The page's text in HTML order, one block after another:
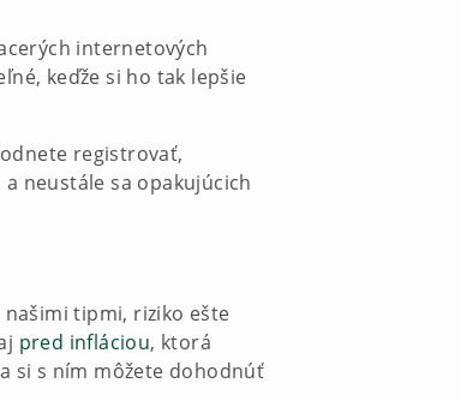
internetových
keďže si ho tak lepšie
registrovať,
neustále sa opakujúcich
tipmi, riziko ešte
pred infláciou, ktorá
si s ním môžete dohodnúť